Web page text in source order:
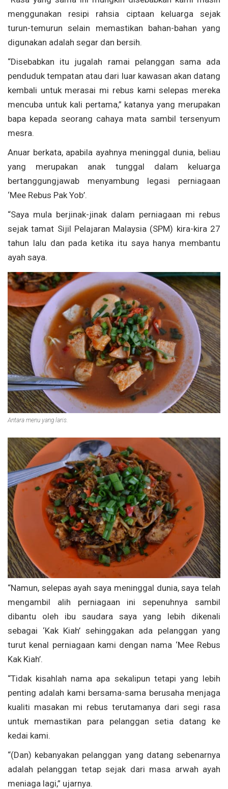
menggunakan resipi rahsia ciptaan keluarga sejak
turun-temurun selain memastikan bahan-bahan yang
digunakan adalah segar dan bersih.
“Disebabkan itu jugalah ramai pelanggan sama ada
penduduk tempatan atau dari luar kawasan akan datang
kembali untuk merasai mi rebus kami selepas mereka
mencuba untuk kali pertama,” katanya yang merupakan
bapa kepada seorang cahaya mata sambil tersenyum
mesra.
Anuar berkata, apabila ayahnya meninggal dunia, beliau
yang merupakan anak tunggal dalam keluarga
bertanggungjawab menyambung legasi perniagaan
‘Mee Rebus Pak Yob’.
“Saya mula berjinak-jinak dalam perniagaan mi rebus
sejak tamat Sijil Pelajaran Malaysia (SPM) kira-kira 27
tahun lalu dan pada ketika itu saya hanya membantu
ayah saya.
Antara menu yang laris.
“Namun, selepas ayah saya meninggal dunia, saya telah
mengambil alih perniagaan ini sepenuhnya sambil
dibantu oleh ibu saudara saya yang lebih dikenali
sebagai ‘Kak Kiah’ sehinggakan ada pelanggan yang
turut kenal perniagaan kami dengan nama ‘Mee Rebus
Kak Kiah’.
“Tidak kisahlah nama apa sekalipun tetapi yang lebih
penting adalah kami bersama-sama berusaha menjaga
kualiti masakan mi rebus terutamanya dari segi rasa
untuk memastikan para pelanggan setia datang ke
kedai kami.
“(Dan) kebanyakan pelanggan yang datang sebenarnya
adalah pelanggan tetap sejak dari masa arwah ayah
meniaga lagi,” ujarnya.